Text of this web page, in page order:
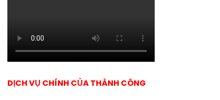
DỊCH VỤ CHÍNH CỦA THÀNH CÔNG